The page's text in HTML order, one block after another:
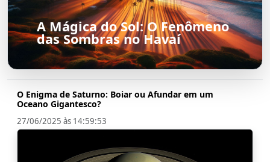
A Mágica do Sol: O Fenômeno
das Sombras no Havaí
O Enigma de Saturno: Boiar ou Afundar em um
Oceano Gigantesco?
27/06/2025 às 14:59:53